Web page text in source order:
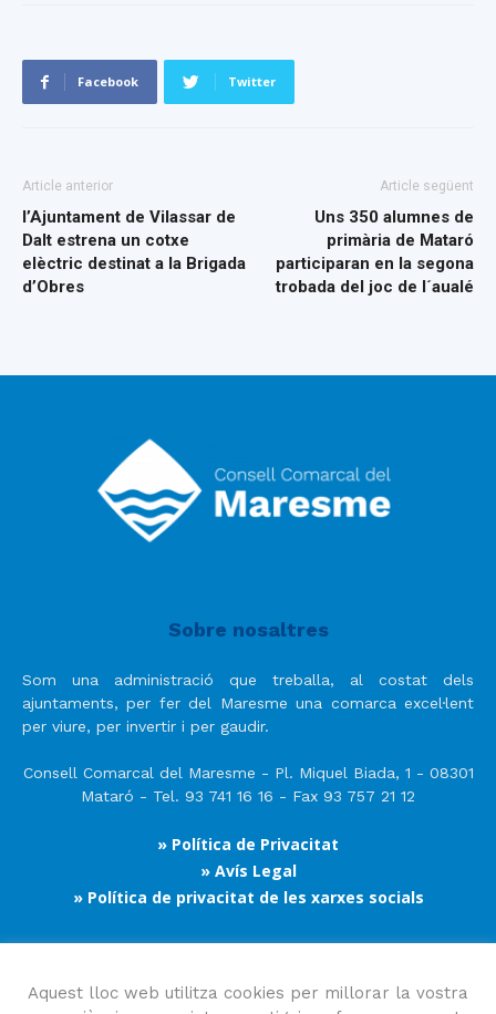
Facebook Twitter
Article anterior
l’Ajuntament de Vilassar de
Dalt estrena un cotxe
elèctric destinat a la Brigada
d’Obres
Article següent
Uns 350 alumnes de
primària de Mataró
participaran en la segona
trobada del joc de l´aualé
Sobre nosaltres
Som una administració que treballa, al costat dels
ajuntaments, per fer del Maresme una comarca excel·lent
per viure, per invertir i per gaudir.
Consell Comarcal del Maresme - Pl. Miquel Biada, 1 - 08301
Mataró - Tel. 93 741 16 16 - Fax 93 757 21 12
» Política de Privacitat
» Avís Legal
» Política de privacitat de les xarxes socials
Segueix-nos
Aquest lloc web utilitza cookies per millorar la vostra